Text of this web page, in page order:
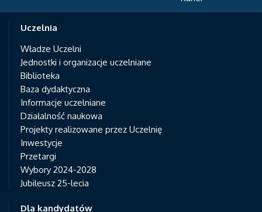
Uczelnia
Władze Uczelni
Jednostki i organizacje uczelniane
Biblioteka
Baza dydaktyczna
Informacje uczelniane
Działalność naukowa
Projekty realizowane przez Uczelnię
Inwestycje
Przetargi
Wybory 2024-2028
Jubileusz 25-lecia
Dla kandydatów